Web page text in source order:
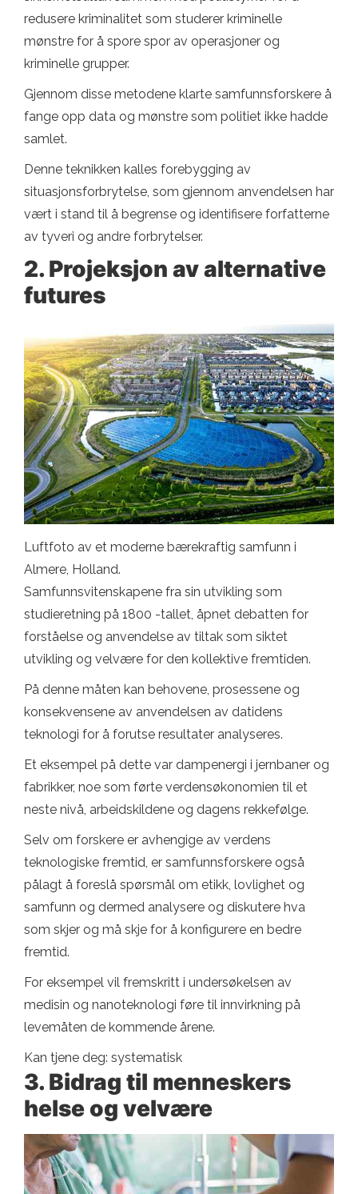
redusere kriminalitet som studerer kriminelle
mønstre for å spore spor av operasjoner og
kriminelle grupper.
Gjennom disse metodene klarte samfunnsforskere å
fange opp data og mønstre som politiet ikke hadde
samlet.
Denne teknikken kalles forebygging av
situasjonsforbrytelse, som gjennom anvendelsen har
vært i stand til å begrense og identifisere forfatterne
av tyveri og andre forbrytelser.
2. Projeksjon av alternative
futures
Luftfoto av et moderne bærekraftig samfunn i
Almere, Holland.
Samfunnsvitenskapene fra sin utvikling som
studieretning på 1800 -tallet, åpnet debatten for
forståelse og anvendelse av tiltak som siktet
utvikling og velvære for den kollektive fremtiden.
På denne måten kan behovene, prosessene og
konsekvensene av anvendelsen av datidens
teknologi for å forutse resultater analyseres.
Et eksempel på dette var dampenergi i jernbaner og
fabrikker, noe som førte verdensøkonomien til et
neste nivå, arbeidskildene og dagens rekkefølge.
Selv om forskere er avhengige av verdens
teknologiske fremtid, er samfunnsforskere også
pålagt å foreslå spørsmål om etikk, lovlighet og
samfunn og dermed analysere og diskutere hva
som skjer og må skje for å konfigurere en bedre
fremtid.
For eksempel vil fremskritt i undersøkelsen av
medisin og nanoteknologi føre til innvirkning på
levemåten de kommende årene.
Kan tjene deg: systematisk
3. Bidrag til menneskers
helse og velvære